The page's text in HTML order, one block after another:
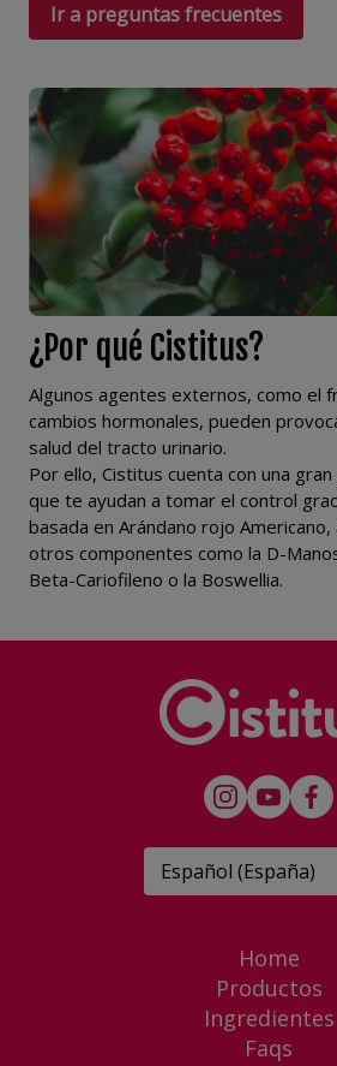
Ir a preguntas frecuentes
¿Por qué Cistitus?
Algunos agentes externos, como el
cambios hormonales, pueden
salud del tracto urinario.
Por ello, Cistitus cuenta con una
que te ayudan a tomar el control
basada en Arándano rojo
otros componentes como la D-
Beta-Cariofileno o la Boswellia.
Español (España)
Home
Productos
Ingredientes
Faqs